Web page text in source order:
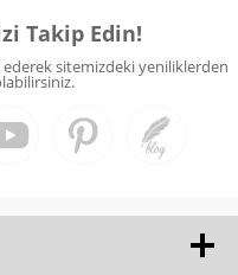
Takip Edin!
ederek sitemizdeki yeniliklerden